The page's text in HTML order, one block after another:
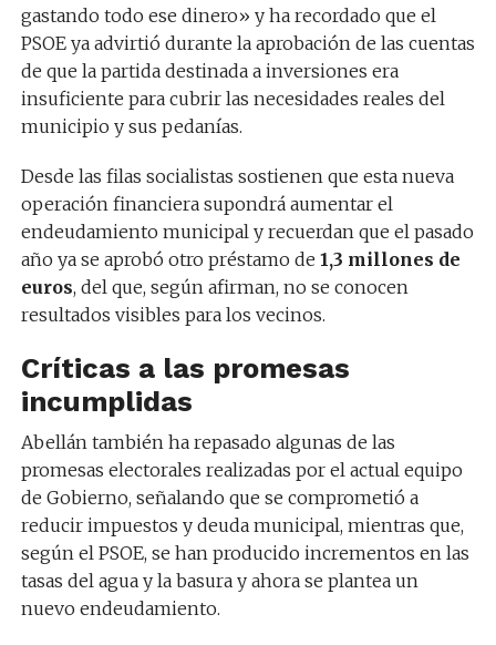
gastando todo ese dinero» y ha recordado que el
PSOE ya advirtió durante la aprobación de las cuentas
de que la partida destinada a inversiones era
insuficiente para cubrir las necesidades reales del
municipio y sus pedanías.
Desde las filas socialistas sostienen que esta nueva
operación financiera supondrá aumentar el
endeudamiento municipal y recuerdan que el pasado
año ya se aprobó otro préstamo de 1,3 millones de
euros, del que, según afirman, no se conocen
resultados visibles para los vecinos.
Críticas a las promesas
incumplidas
Abellán también ha repasado algunas de las
promesas electorales realizadas por el actual equipo
de Gobierno, señalando que se comprometió a
reducir impuestos y deuda municipal, mientras que,
según el PSOE, se han producido incrementos en las
tasas del agua y la basura y ahora se plantea un
nuevo endeudamiento.